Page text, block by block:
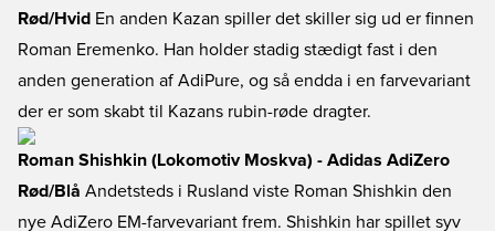
Rød/Hvid En anden Kazan spiller det skiller sig ud er finnen
Roman Eremenko. Han holder stadig stædigt fast i den
anden generation af AdiPure, og så endda i en farvevariant
der er som skabt til Kazans rubin-røde dragter.
Roman Shishkin (Lokomotiv Moskva) - Adidas AdiZero
Rød/Blå Andetsteds i Rusland viste Roman Shishkin den
nye AdiZero EM-farvevariant frem. Shishkin har spillet syv